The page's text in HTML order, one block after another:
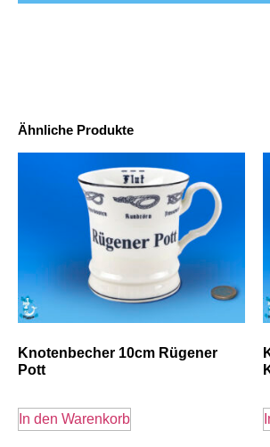
Ähnliche Produkte
Knotenbecher 10cm Rügener
Pott
In den Warenkorb